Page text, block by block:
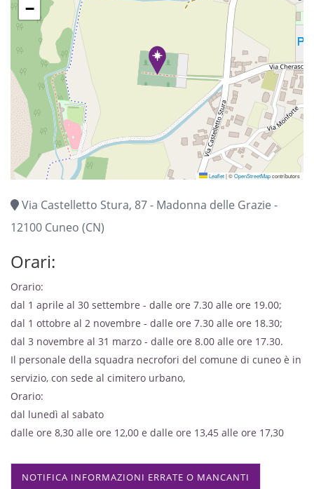
−
Leaflet|©OpenStreetMapcontributors
Via Castelletto Stura, 87 - Madonna delle Grazie -
12100 Cuneo (CN)
Orari:
Orario:
dal 1 aprile al 30 settembre - dalle ore 7.30 alle ore 19.00;
dal 1 ottobre al 2 novembre - dalle ore 7.30 alle ore 18.30;
dal 3 novembre al 31 marzo - dalle ore 8.00 alle ore 17.30.
Il personale della squadra necrofori del comune di cuneo è in
servizio, con sede al cimitero urbano,
Orario:
dal lunedì al sabato
dalle ore 8,30 alle ore 12,00 e dalle ore 13,45 alle ore 17,30
NOTIFICA INFORMAZIONI ERRATE O MANCANTI